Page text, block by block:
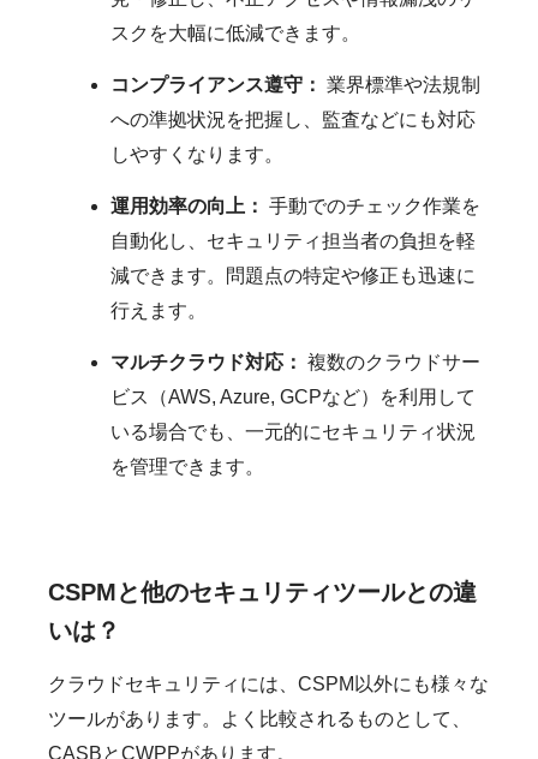
スクを大幅に低減できます。
コンプライアンス遵守： 業界標準や法規制
への準拠状況を把握し、監査などにも対応
しやすくなります。
運用効率の向上： 手動でのチェック作業を
自動化し、セキュリティ担当者の負担を軽
減できます。問題点の特定や修正も迅速に
行えます。
マルチクラウド対応： 複数のクラウドサー
ビス（AWS, Azure, GCPなど）を利用して
いる場合でも、一元的にセキュリティ状況
を管理できます。
CSPMと他のセキュリティツールとの違
いは？
クラウドセキュリティには、CSPM以外にも様々な
ツールがあります。よく比較されるものとして、
CASBとCWPPがあります。